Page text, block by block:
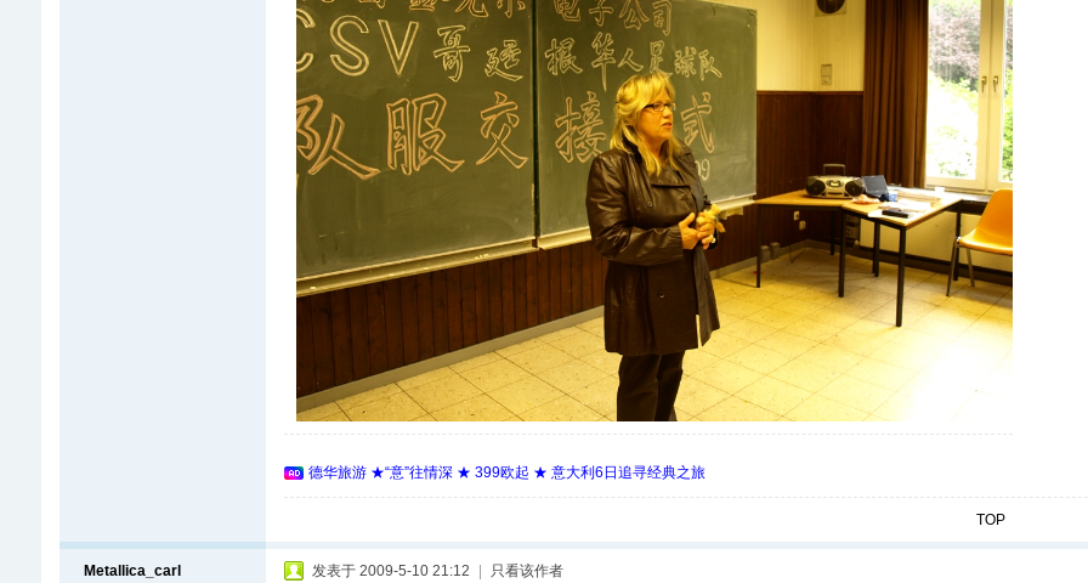
德华旅游 ★“意”往情深 ★ 399欧起 ★ 意大利6日追寻经典之旅
TOP
Metallica_carl 发表于 2009-5-10 21:12 只看该作者